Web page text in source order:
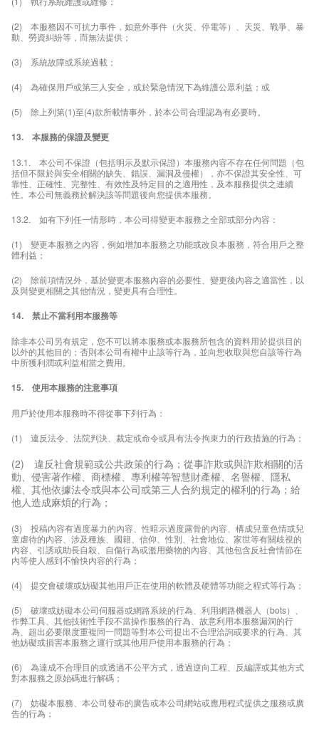
(2) 本服務因不可抗力事件，如意外事件（火災、停電等）、天災、戰爭、暴
動、勞資糾紛等，而無法提供；
(3) 系統故障或系統過載；
(4) 為確保用戶或第三人安全，或於緊急情況下為維護公眾利益；或
(5) 除上列第(1)至(4)款所載情事外，於本公司合理認為有必要時。
13. 本服務的保證及變更
13.1. 本公司不保證（包括明示及默示保證）本服務內容不存在任何問題（包
括但不限於與安全相關的缺失、錯誤、漏洞及侵權），亦不保證其安全性、可
靠性、正確性、完整性、有效性及特定目的之適用性，及本服務提供之連續
性。本公司無義務於解決該等問題後向您提供本服務。
13.2. 如有下列任一情形時，本公司得變更本服務之全部或部分內容：
(1) 變更本服務之內容，例如增加本服務之功能或改良本服務，符合用戶之整
體利益；
(2) 除前項情況外，基於變更本服務內容的必要性、變更後內容之適當性，以
及與變更相關之其他情況，變更具有合理性。
14. 禁止不當利用本服務等
除非本公司另有規定，您不可以將本服務或本服務所包含的資料用於提供目的
以外的其他目的；否則本公司有權中止該等行為，並向您收取與您自該等行為
中所獲利潤或利益相當之費用。
15. 使用本服務的注意事項
用戶於使用本服務時不得從事下列行為：
(1) 違反法令、法院判決、裁定或命令或具有法令拘束力的行政措施的行為；
(2) 違反社會規範或公共政策的行為；從事詐欺或與詐欺相關的活
動、侵害著作權、商標權、專利權等智慧財產權、名譽權、隱私
權、其他依據法令或與本公司或第三人合約規定的權利的行為；給
他人造成麻煩的行為；
(3) 投稿內容有過度暴力的內容、性暗示過度露骨的內容、構成兒童色情或兒
童虐待的內容、涉及種族、國籍、信仰、性別、社會地位、家世等有關歧視的
內容、引誘或助長自殺、自傷行為或濫用藥物的內容、其他包含反社會情節在
內等使人感到不愉快內容的行為；
(4) 提交會破壞或妨礙其他用戶正在使用的軟體及硬體等功能之程式等行為；
(5) 破壞或妨礙本公司伺服器或網路系統的行為、利用網路機器人（bots）、
作弊工具、其他技術性手段不當操作服務的行為、故意利用本服務漏洞的行
為、超出必要限度重複同一問題等對本公司提出不合理洽詢或要求的行為、其
他妨礙或損害本服務之運行或其他用戶使用本服務的行為；
(6) 為達成不合理目的或透過不公平方式，透過逆向工程、反編譯或其他方式
對本服務之原始碼進行解碼；
(7) 妨礙本服務、本公司發布的廣告或本公司網站或應用程式提供之服務或廣
告的行為；